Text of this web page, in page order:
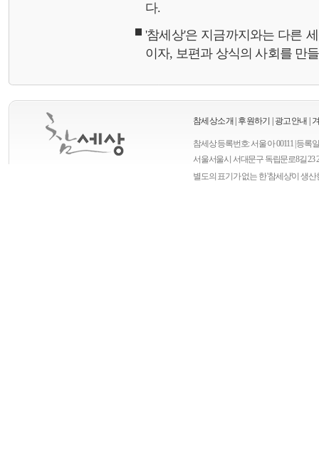
다.
'참세상'은 지금까지와는 다른
이자, 보편과 상식의 사회를 만
참세상소개 후원하기 광고안내
참세상 등록번호: 서울 아 00111 | 등록
서울서울시 서대문구 독립문로8길 23
별도의 표기가 없는 한 '참세상'이 생